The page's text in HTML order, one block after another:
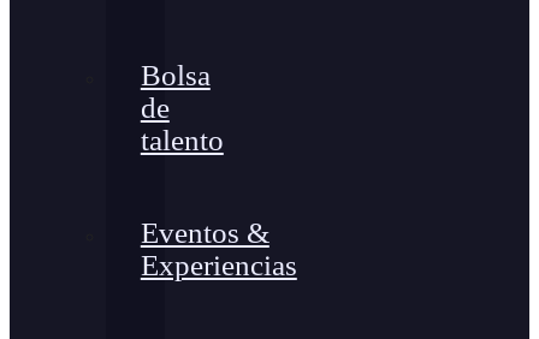
Bolsa
de
talento
Eventos &
Experiencias